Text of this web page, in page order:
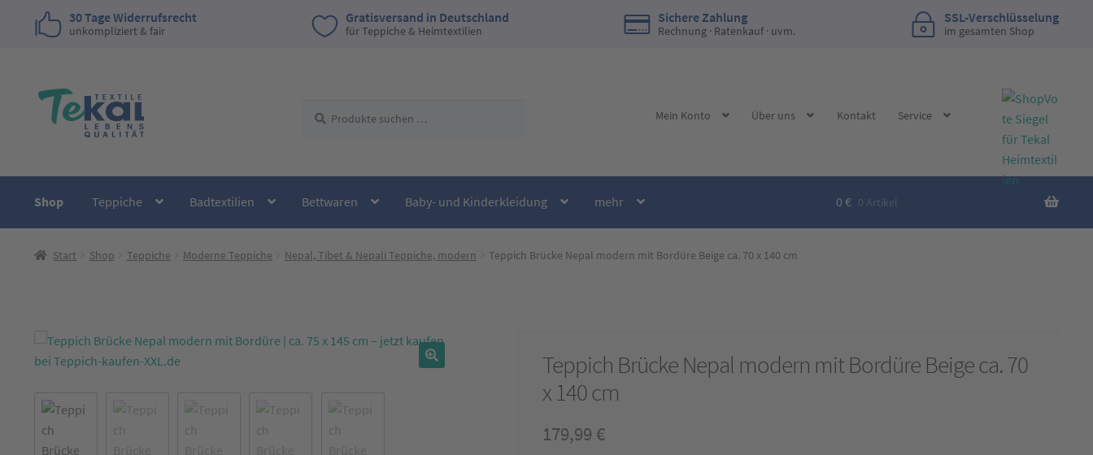
30 Tage Widerrufsrecht
unkompliziert & fair
Gratisversand in Deutschland
für Teppiche & Heimtextilien
Sichere Zahlung
Rechnung · Ratenkauf · uvm.
SSL-Verschlüsselung
im gesamten Shop
Zur
Navigation
Zum
Inhalt
nach:
Mein Konto Über uns Kontakt Service
Shop Teppiche Badtextilien Bettwaren Baby- und Kinderkleidung mehr 0€ 0 Artikel
Start Shop Teppiche Moderne Teppiche Nepal, Tibet & Nepali Teppiche, modern Teppich Brücke Nepal modern mit Bordüre Beige ca. 70 x 140 cm
Teppich Brücke Nepal modern mit Bordüre Beige ca. 70
x 140 cm
179,99 €